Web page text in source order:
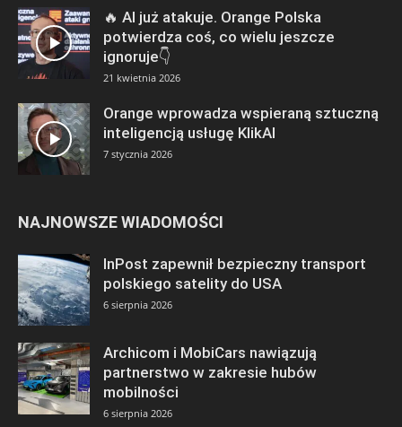
🔥 AI już atakuje. Orange Polska
potwierdza coś, co wielu jeszcze
ignoruje👇
21 kwietnia 2026
Orange wprowadza wspieraną sztuczną
inteligencją usługę KlikAI
7 stycznia 2026
NAJNOWSZE WIADOMOŚCI
InPost zapewnił bezpieczny transport
polskiego satelity do USA
6 sierpnia 2026
Archicom i MobiCars nawiązują
partnerstwo w zakresie hubów
mobilności
6 sierpnia 2026